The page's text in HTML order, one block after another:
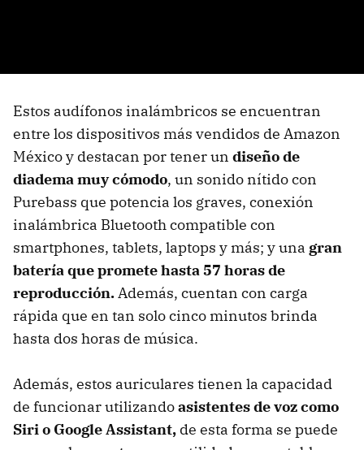
Estos audífonos inalámbricos se encuentran
entre los dispositivos más vendidos de Amazon
México y destacan por tener un diseño de
diadema muy cómodo, un sonido nítido con
Purebass que potencia los graves, conexión
inalámbrica Bluetooth compatible con
smartphones, tablets, laptops y más; y una gran
batería que promete hasta 57 horas de
reproducción.Además, cuentan con carga
rápida que en tan solo cinco minutos brinda
hasta dos horas de música.
Además, estos auriculares tienen la capacidad
de funcionar utilizandoasistentes de voz como
Siri o Google Assistant, de esta forma se puede